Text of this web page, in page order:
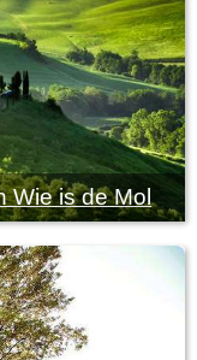
Wie is de Mol